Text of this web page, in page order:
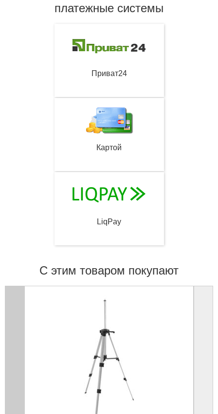
платежные системы
Приват24
Картой
LiqPay
С этим товаром покупают